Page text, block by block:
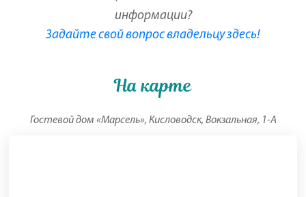
информации?
Задайте свой вопрос владельцу здесь!
На карте
Гостевой дом «Марсель», Кисловодск, Вокзальная, 1-А